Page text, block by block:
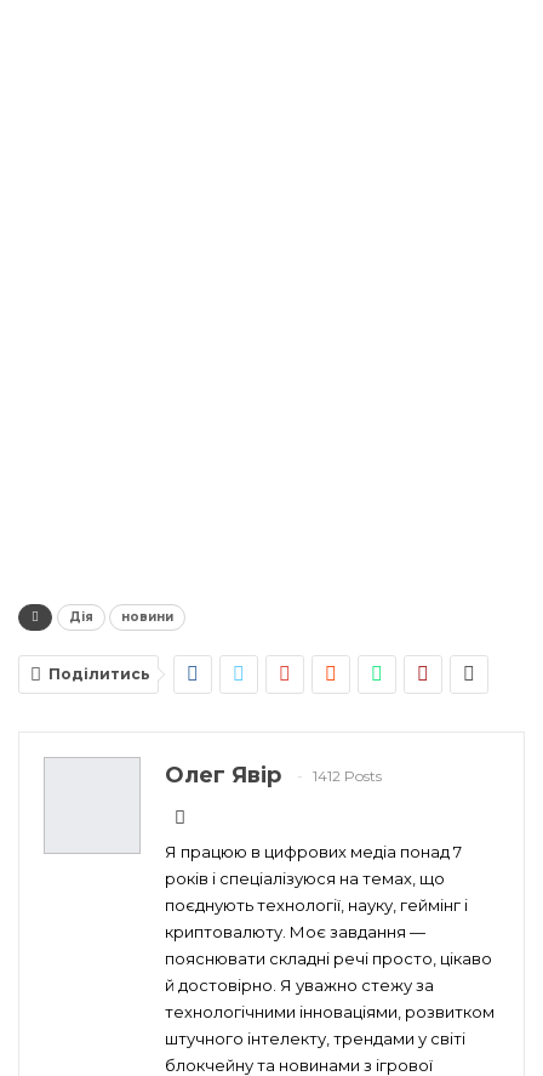
Дія новини
Поділитись
Олег Явір 1412 Posts
Я працюю в цифрових медіа понад 7
років і спеціалізуюся на темах, що
поєднують технології, науку, геймінг і
криптовалюту. Моє завдання —
пояснювати складні речі просто, цікаво
й достовірно. Я уважно стежу за
технологічними інноваціями, розвитком
штучного інтелекту, трендами у світі
блокчейну та новинами з ігрової